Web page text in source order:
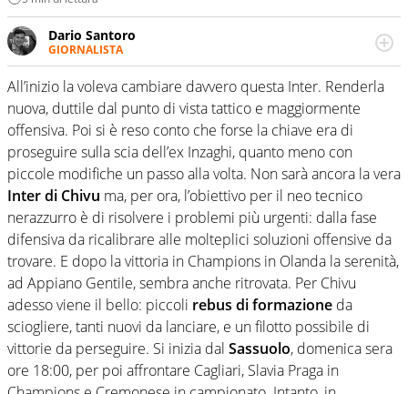
Dario Santoro
GIORNALISTA
Scrive, commenta, racconta lo sport in tutte le
sfaccettature. Tocca l'apice quando ha modo di
concentrarsi sulle interviste ai grandi protagonisti
All’inizio la voleva cambiare davvero questa Inter. Renderla
nuova, duttile dal punto di vista tattico e maggiormente
offensiva. Poi si è reso conto che forse la chiave era di
proseguire sulla scia dell’ex Inzaghi, quanto meno con
piccole modifiche un passo alla volta. Non sarà ancora la vera
Inter di Chivu ma, per ora, l’obiettivo per il neo tecnico
nerazzurro è di risolvere i problemi più urgenti: dalla fase
difensiva da ricalibrare alle molteplici soluzioni offensive da
trovare. E dopo la vittoria in Champions in Olanda la serenità,
ad Appiano Gentile, sembra anche ritrovata. Per Chivu
adesso viene il bello: piccoli rebus di formazione da
sciogliere, tanti nuovi da lanciare, e un filotto possibile di
vittorie da perseguire. Si inizia dal Sassuolo, domenica sera
ore 18:00, per poi affrontare Cagliari, Slavia Praga in